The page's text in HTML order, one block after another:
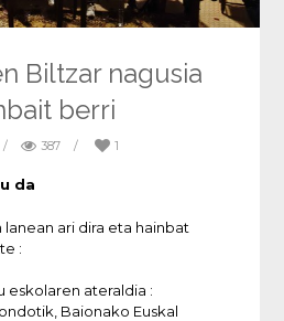
Biltzar nagusia
berri
/ 387 / 1
da
ari dira eta hainbat
:
eskolaren ateraldia :
Baionako Euskal